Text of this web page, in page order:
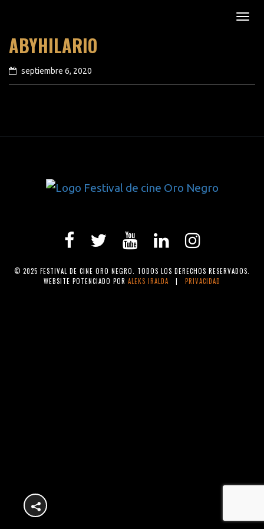
ABYHILARIO
septiembre 6, 2020
© 2025 FESTIVAL DE CINE ORO NEGRO. TODOS LOS DERECHOS RESERVADOS.
WEBSITE POTENCIADO POR ALEKS IRALDA | PRIVACIDAD